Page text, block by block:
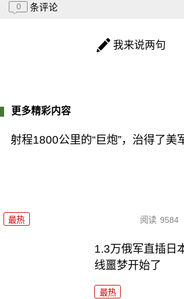
0 条评论
我来说两句
更多精彩内容
射程1800公里的“巨炮”，治得了美军
最热 阅读 9584
1.3万俄军直插日
线噩梦开始了
最热